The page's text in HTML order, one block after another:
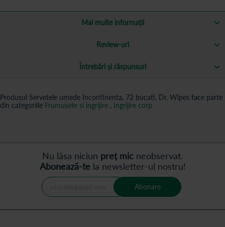
Mai multe informații
Review-uri
Întrebări și răspunsuri
Produsul Servetele umede Incontinenta, 72 bucati, Dr. Wipes face parte
din categoriile Frumusete si ingrijire , Ingrijire corp
Nu lăsa niciun preț mic neobservat.
Abonează-tela newsletter-ul nostru!
Abonare